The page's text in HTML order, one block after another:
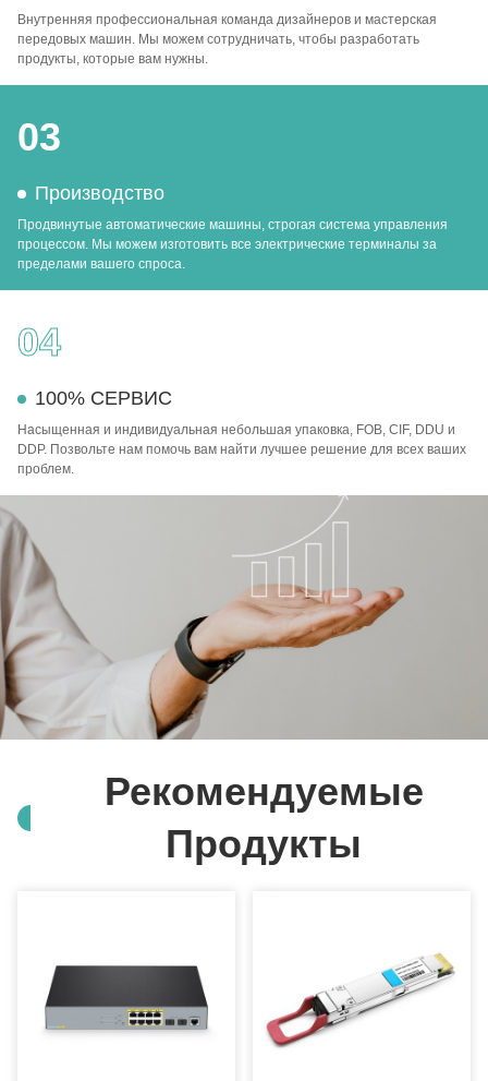
Внутренняя профессиональная команда дизайнеров и мастерская
передовых машин. Мы можем сотрудничать, чтобы разработать
продукты, которые вам нужны.
03
Производство
Продвинутые автоматические машины, строгая система управления
процессом. Мы можем изготовить все электрические терминалы за
пределами вашего спроса.
04
100% СЕРВИС
Насыщенная и индивидуальная небольшая упаковка, FOB, CIF, DDU и
DDP. Позвольте нам помочь вам найти лучшее решение для всех ваших
проблем.
Рекомендуемые
Продукты